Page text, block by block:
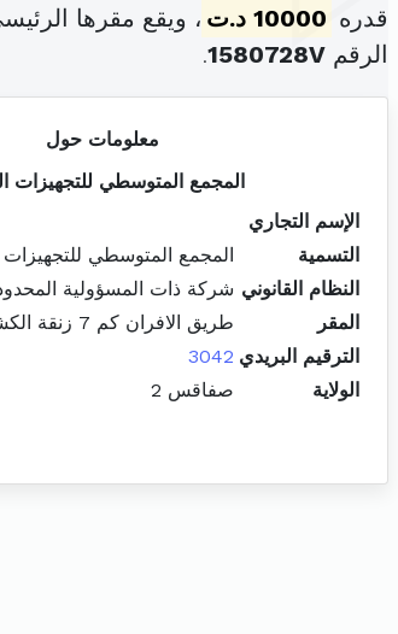
قدره 10000 د.ت ، ويقع مقرها الرئيسي في طريق
الرقم 1580728V
.
معلومات حول
المجمع المتوسطي للتجهيزات
الإسم التجاري
التسمية
المجمع المتوسطي للتجهيزات
النظام القانوني شركة ذات المسؤولية
المقر
طريق الافران كم 7 زنقة الكشو صفاقس الجنوبية
الترقيم البريدي 3042
الولاية
صفاقس 2